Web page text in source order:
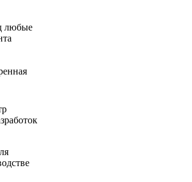
любые